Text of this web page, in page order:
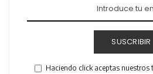
SUSCRIBIR
Haciendo click aceptas nuestros